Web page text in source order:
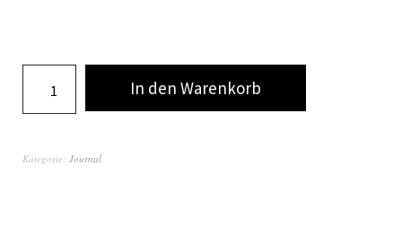
In den Warenkorb
Kategorie: Journal